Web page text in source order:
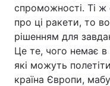
спроможності. Ті
про ці ракети, то
рішенням для
Це те, чого немає в
які можуть
країна Європи,